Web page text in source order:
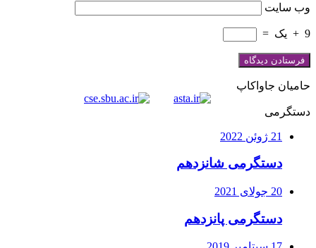
وب‌ سایت
9
+ یک =
حامیان جاواکاپ
دستگرمی
21 ژوئن 2022
دستگرمی شانزدهم
20 جولای 2021
دستگرمی پانزدهم